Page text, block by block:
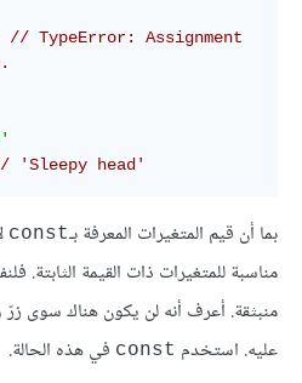
// TypeError: Assignment
'Sleepy head'
بما أن قيم المتغيرات المعرفة بـconst
مناسبة للمتغيرات ذات القيمة الثابتة.
منبثقة. أعرف أنه لن يكون هناك سوى
عليه. استخدم const في هذه الحالة.